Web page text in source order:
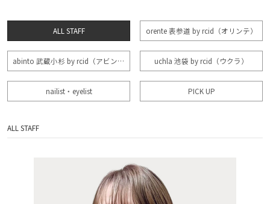
ALL STAFF orente 表参道 by rcid（オリンテ）
abinto 武蔵小杉 by rcid（アビント） uchla 池袋 by rcid（ウクラ）
nailist・eyelist PICK UP
ALL STAFF